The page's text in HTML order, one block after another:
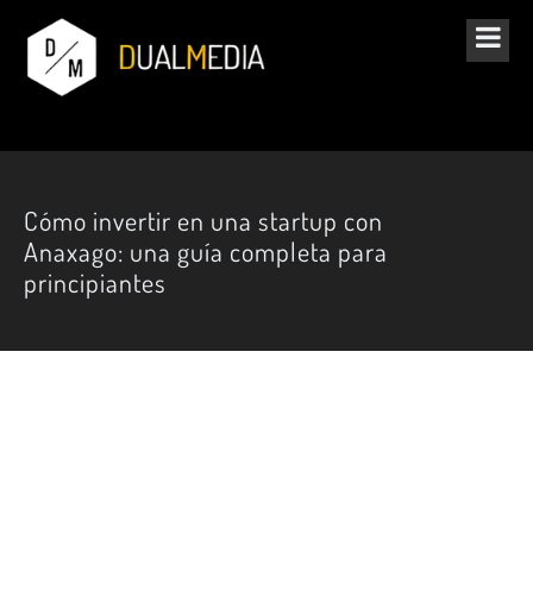
Cómo invertir en una startup con
Anaxago: una guía completa para
principiantes